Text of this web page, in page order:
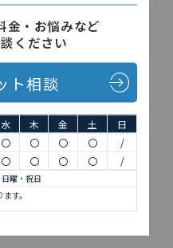
予防歯科
休診
日々
歯医者
矯正歯科
金・お悩みなど
ください
ト相談
水 木 金 土
日
〇 〇 〇 〇
/
〇 〇 〇 〇 /
曜・祝日
す。